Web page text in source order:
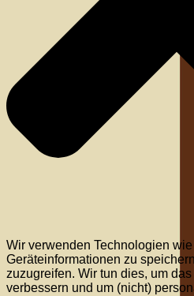
Wir verwenden Technologien
Geräteinformationen zu
zuzugreifen. Wir tun dies, um
verbessern und um (nicht)